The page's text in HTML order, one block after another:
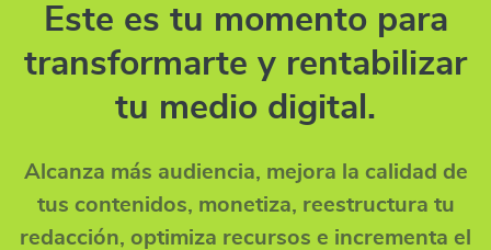
Este es tu momento para
transformarte y rentabilizar
tu medio digital.
Alcanza más audiencia, mejora la calidad de
tus contenidos, monetiza, reestructura tu
redacción, optimiza recursos e incrementa el